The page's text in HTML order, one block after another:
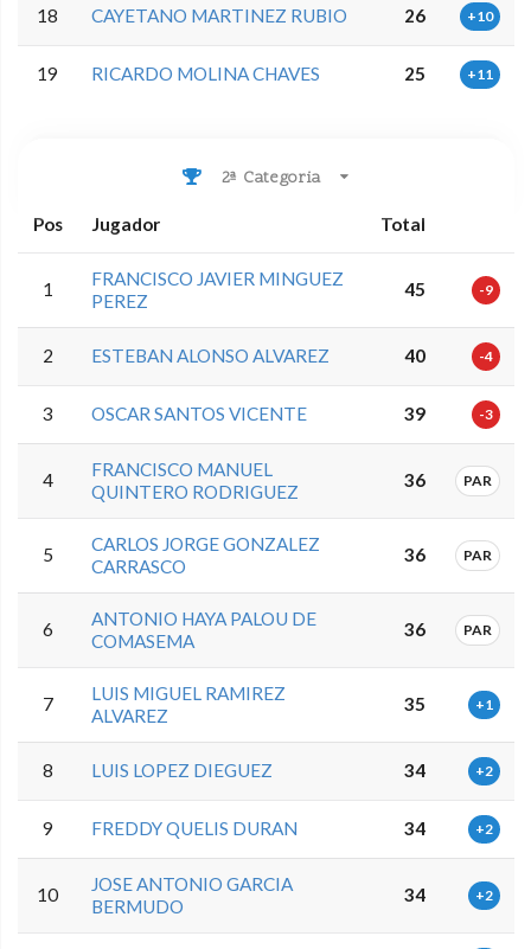
18 CAYETANO MARTINEZ RUBIO 26 +10
19 RICARDO MOLINA CHAVES 25 +11
2ª Categoria
Pos Jugador Total
1
FRANCISCO JAVIER MINGUEZ
PEREZ
45 -9
2 ESTEBAN ALONSO ALVAREZ 40 -4
3 OSCAR SANTOS VICENTE 39 -3
4
FRANCISCO MANUEL
QUINTERO RODRIGUEZ
36 PAR
5
CARLOS JORGE GONZALEZ
CARRASCO
36 PAR
6
ANTONIO HAYA PALOU DE
COMASEMA
36 PAR
7
LUIS MIGUEL RAMIREZ
ALVAREZ
35 +1
8 LUIS LOPEZ DIEGUEZ 34 +2
9 FREDDY QUELIS DURAN 34 +2
10
JOSE ANTONIO GARCIA
BERMUDO
34 +2